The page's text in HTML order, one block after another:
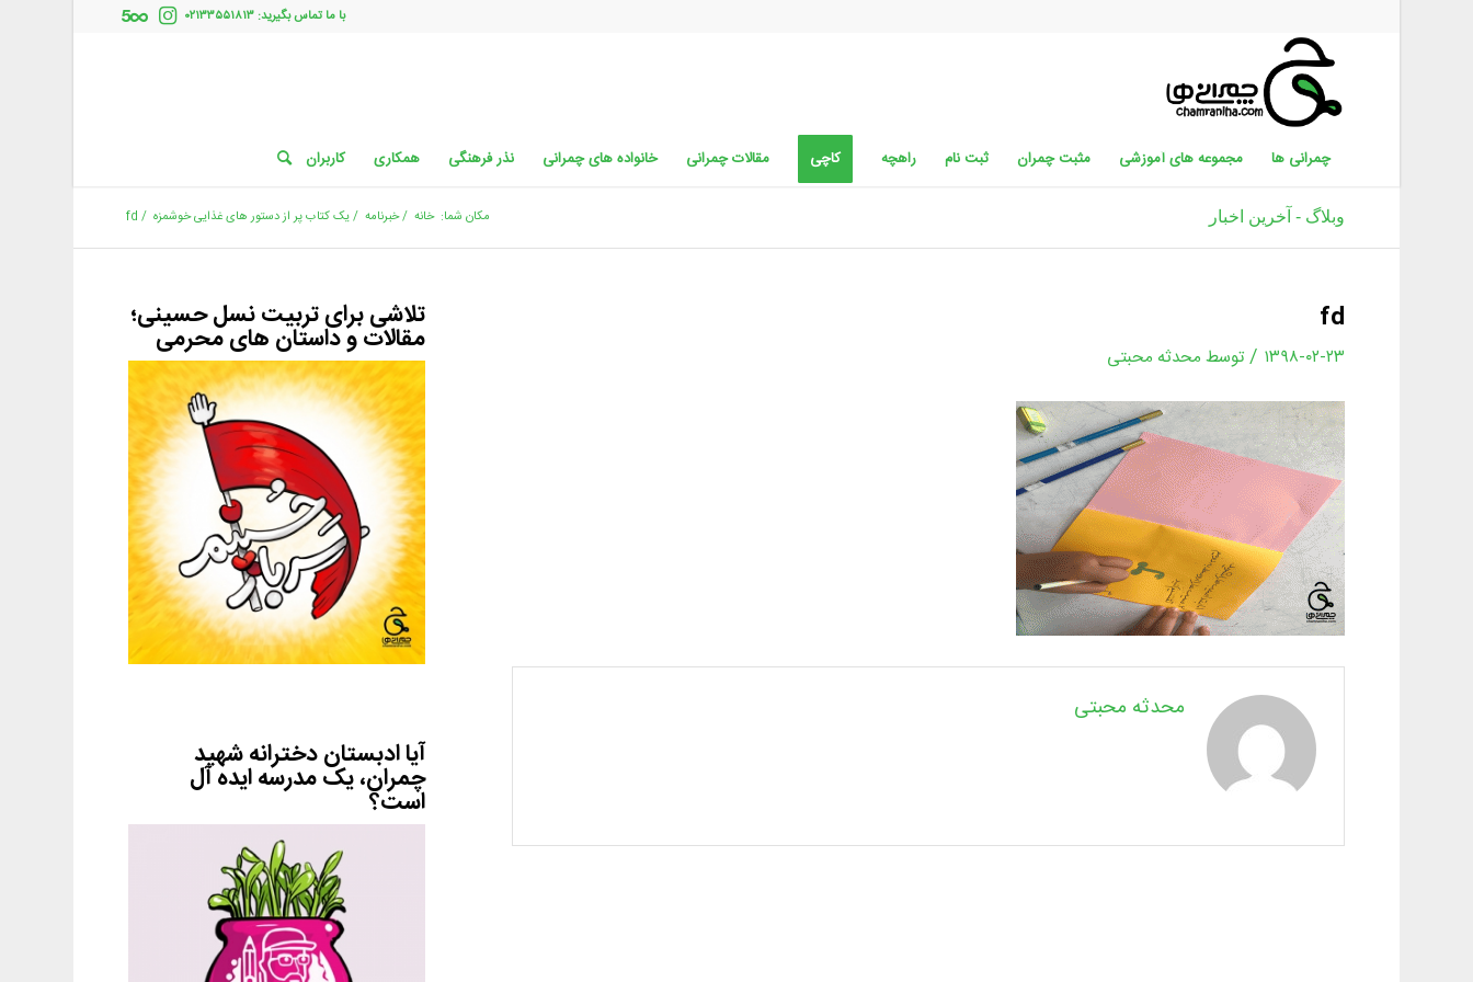
با ما تماس بگیرید: ۰۲۱۳۳۵۵۱۸۱۳
چمرانی ها مجموعه های آموزشی مثبت چمران ثبت نام راهچه کاچی مقالات چمرانی خانواده های چمرانی نذر فرهنگی همکاری کاربران
وبلاگ - آخرین اخبار مکان شما: خانه /خبرنامه /یک کتاب پر از دستور های غذایی خوشمزه /
fd
fd
۱۳۹۸-۰۲-۲۳ / توسط محدثه محبتی
محدثه محبتی
تلاشی برای تربیت نسل حسینی؛
مقالات و داستان های محرمی
آیا ادبستان دخترانه شهید
چمران، یک مدرسه ایده آل
است؟